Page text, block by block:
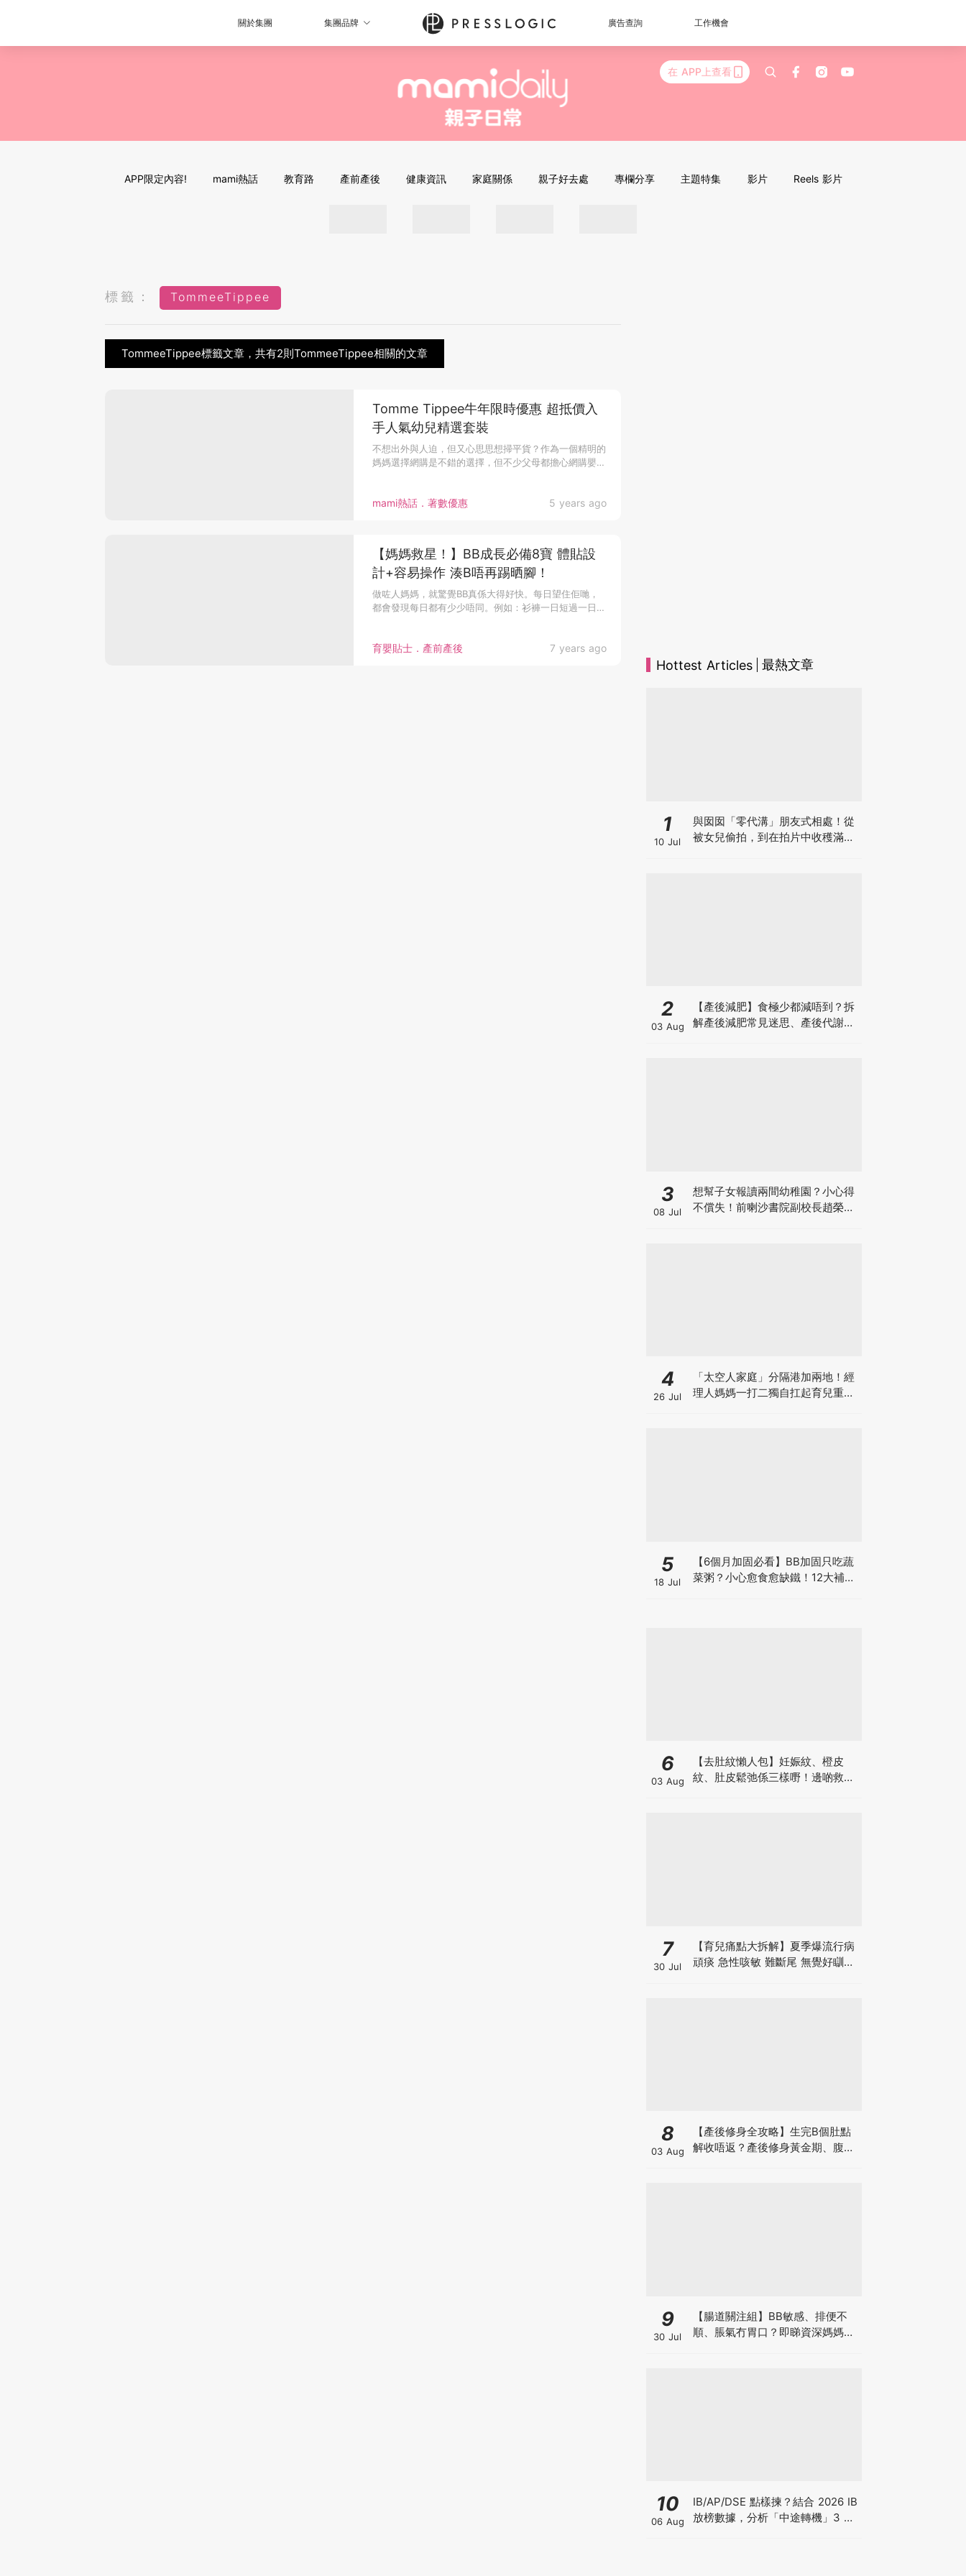
關於集團 集團品牌 廣告查詢 工作機會
在 APP上查看
APP限定內容! mami熱話 教育路 產前產後 健康資訊 家庭關係 親子好去處 專欄分享 主題特集 影片 Reels 影片
標籤： TommeeTippee
TommeeTippee標籤文章，共有2則TommeeTippee相關的文章
mami熱話．著數優惠 5 years ago
Tomme Tippee牛年限時優惠 超抵價入
手人氣幼兒精選套裝
不想出外與人迫，但又心思思想掃平貨？作為一個精明的
媽媽選擇網購是不錯的選擇，但不少父母都擔心網購嬰
育嬰貼士．產前產後 7 years ago
【媽媽救星！】BB成長必備8寶 體貼設
計+容易操作 湊B唔再踢晒腳！
做咗人媽媽，就驚覺BB真係大得好快。每日望住佢哋，
都會發現每日都有少少唔同。例如：衫褲一日短過一日、
Hottest Articles 最熱文章
1
10 Jul
與囡囡「零代溝」朋友式相處！從
被女兒偷拍，到在拍片中收穫滿足
2
03 Aug
【產後減肥】食極少都減唔到？拆
解產後減肥常見迷思、產後代謝、
3
08 Jul
想幫子女報讀兩間幼稚園？小心得
不償失！前喇沙書院副校長趙榮
4
26 Jul
「太空人家庭」分隔港加兩地！經
理人媽媽一打二獨自扛起育兒重
5
18 Jul
【6個月加固必看】BB加固只吃蔬
菜粥？小心愈食愈缺鐵！12大補鐵
6
03 Aug
【去肚紋懶人包】妊娠紋、橙皮
紋、肚皮鬆弛係三樣嘢！邊啲救得
7
30 Jul
【育兒痛點大拆解】夏季爆流行病
頑痰 急性咳敏 難斷尾 無覺好瞓？
8
03 Aug
【產後修身全攻略】生完B個肚點
解收唔返？產後修身黃金期、腹直
9
30 Jul
【腸道關注組】BB敏感、排便不
順、脹氣冇胃口？即睇資深媽媽分
10
06 Aug
IB/AP/DSE 點樣揀？結合 2026 IB
放榜數據，分析「中途轉機」3 大